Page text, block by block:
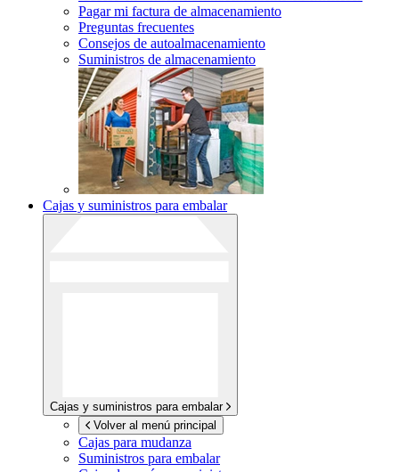
Pagar mi factura de almacenamiento
Preguntas frecuentes
Consejos de autoalmacenamiento
Suministros de almacenamiento
Cajas y suministros para embalar
Cajas y suministros para embalar
Volver al menú principal
Cajas para mudanza
Suministros para embalar